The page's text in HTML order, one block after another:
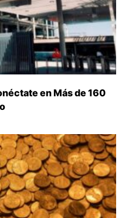
en Más de 160